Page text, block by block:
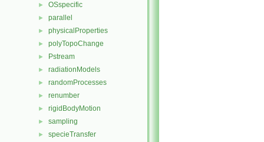
► OSspecific
► parallel
► physicalProperties
► polyTopoChange
► Pstream
► radiationModels
► randomProcesses
► renumber
► rigidBodyMotion
► sampling
► specieTransfer